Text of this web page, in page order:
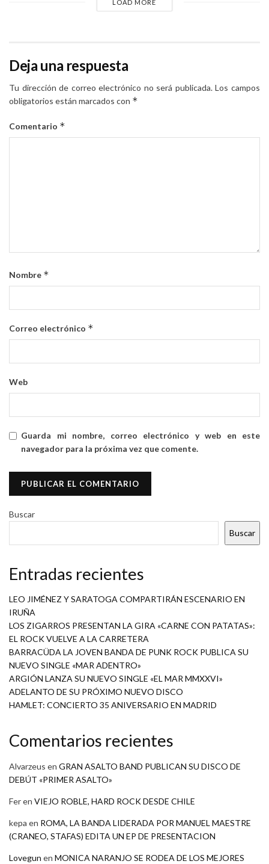
LOAD MORE
Deja una respuesta
Tu dirección de correo electrónico no será publicada. Los campos
obligatorios están marcados con *
Comentario *
Nombre *
Correo electrónico *
Web
Guarda mi nombre, correo electrónico y web en este
navegador para la próxima vez que comente.
Buscar
Buscar
Entradas recientes
LEO JIMÉNEZ Y SARATOGA COMPARTIRÁN ESCENARIO EN
IRUÑA
LOS ZIGARROS PRESENTAN LA GIRA «CARNE CON PATATAS»:
EL ROCK VUELVE A LA CARRETERA
BARRACÜDA LA JOVEN BANDA DE PUNK ROCK PUBLICA SU
NUEVO SINGLE «MAR ADENTRO»
ARGIÓN LANZA SU NUEVO SINGLE «EL MAR MMXXVI»
ADELANTO DE SU PRÓXIMO NUEVO DISCO
HAMLET: CONCIERTO 35 ANIVERSARIO EN MADRID
Comentarios recientes
Alvarzeus en GRAN ASALTO BAND PUBLICAN SU DISCO DE
DEBÚT «PRIMER ASALTO»
Feren VIEJO ROBLE, HARD ROCK DESDE CHILE
kepa en ROMA, LA BANDA LIDERADA POR MANUEL MAESTRE
(CRANEO, STAFAS) EDITA UN EP DE PRESENTACION
Lovegun en MONICA NARANJO SE RODEA DE LOS MEJORES